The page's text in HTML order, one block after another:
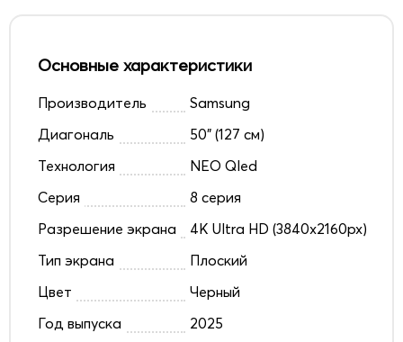
Основные характеристики
Производитель
Samsung
Диагональ
50" (127 см)
Технология
NEO Qled
Серия
8 серия
Разрешение экрана
4K Ultra HD (3840x2160px)
Тип экрана
Плоский
Цвет
Черный
Год выпуска
2025